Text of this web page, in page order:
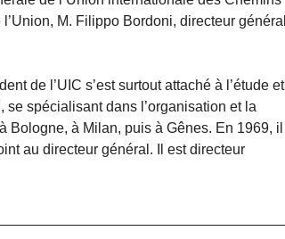
M. Filippo Bordoni, directeur général
de l’UIC s’est surtout attaché à l’étude et
spécialisant dans l’organisation et la
Bologne, à Milan, puis à Gênes. En 1969, il
au directeur général. Il est directeur